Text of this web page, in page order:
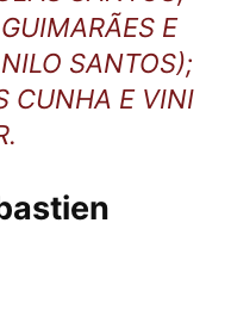
E
SANTOS);
CUNHA E VINI